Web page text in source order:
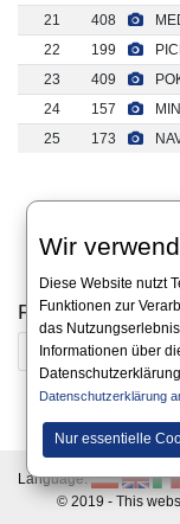
Wir
Diese Website nutzt
Funktionen zur
das
Informationen über
Datenschutzerklärung.
Datenschutzerklärung
Nur essentielle
21
408
22
199
23
409
24
157
25
173
Previous results
2025 2024
Language:
© 2019 - This